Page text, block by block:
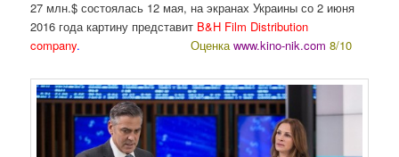
27 млн.$ состоялась 12 мая, на экранах Украины со 2 июня
2016 года картину представит B&H Film Distribution
company.Оценкаwww.kino-nik.com 8/10